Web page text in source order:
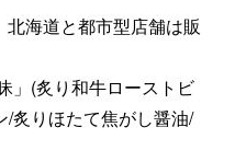
海道と都市型店舗は販
」(炙り和牛ローストビ
/炙りほたて焦がし醤油/